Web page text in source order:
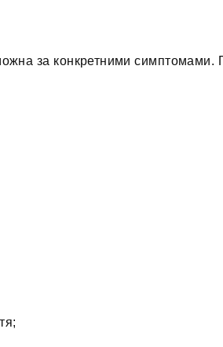
за конкретними симптомами.